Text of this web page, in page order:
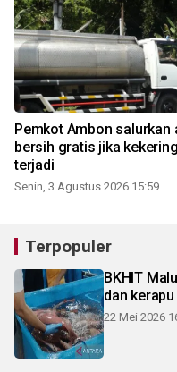
Pemkot Ambon salurkan
bersih gratis jika
terjadi
Senin, 3 Agustus 2026 15:59
Terpopuler
BKHIT
dan
22 Mei 2026